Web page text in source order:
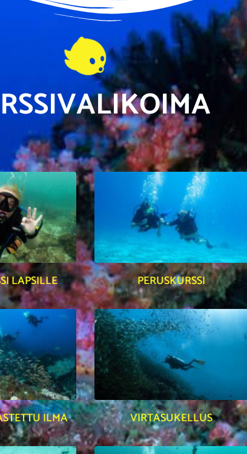
LAPSILLE PERUSKURSSI
ILMA VIRTASUKELLUS